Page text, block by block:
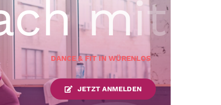
DANCE & FIT IN WÜRENLOS
JETZT ANMELDEN